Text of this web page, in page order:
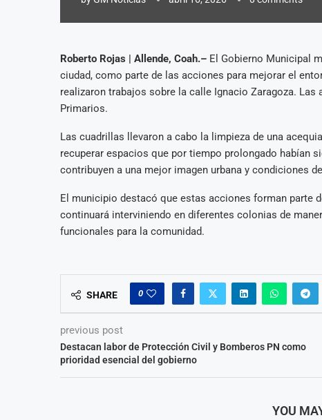
Roberto Rojas | Allende, Coah.– El Gobierno Municipal
ciudad, como parte de las acciones para mejorar el
realizaron trabajos sobre la calle Ignacio Zaragoza.
Primarios.
Las cuadrillas llevaron a cabo la limpieza de una
recuperar espacios que por tiempo prolongado habían
contribuyen a una mejor imagen urbana y condiciones
El municipio destacó que estas acciones forman parte
continuará interviniendo en diferentes colonias de
funcionales para la comunidad.
SHARE 0
previous post
Destacan labor de Protección Civil y Bomberos PN como
prioridad esencial del gobierno
YOU